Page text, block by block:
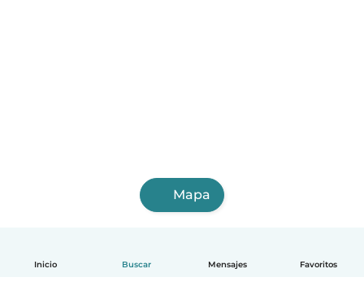
Inicio Buscar Mensajes Favoritos
Mapa